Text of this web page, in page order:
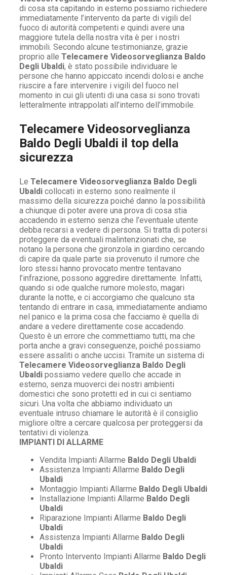
di cosa sta capitando in esterno possiamo richiedere
immediatamente l’intervento da parte di vigili del
fuoco di autorità competenti e quindi avere una
maggiore tutela della nostra vita è per i nostri
immobili. Secondo alcune testimonianze, grazie
proprio alle Telecamere Videosorveglianza Baldo
Degli Ubaldi, è stato possibile individuare le
persone che hanno appiccato incendi dolosi e anche
riuscire a fare intervenire i vigili del fuoco nel
momento in cui gli utenti di una casa si sono trovati
letteralmente intrappolati all’interno dell’immobile.
Telecamere Videosorveglianza
Baldo Degli Ubaldi il top della
sicurezza
Le Telecamere Videosorveglianza Baldo Degli
Ubaldi collocati in esterno sono realmente il
massimo della sicurezza poiché danno la possibilità
a chiunque di poter avere una prova di cosa stia
accadendo in esterno senza che l’eventuale utente
debba recarsi a vedere di persona. Si tratta di potersi
proteggere da eventuali malintenzionati che, se
notano la persona che gironzola in giardino cercando
di capire da quale parte sia provenuto il rumore che
loro stessi hanno provocato mentre tentavano
l’infrazione, possono aggredire direttamente. Infatti,
quando si ode qualche rumore molesto, magari
durante la notte, e ci accorgiamo che qualcuno sta
tentando di entrare in casa, immediatamente andiamo
nel panico e la prima cosa che facciamo è quella di
andare a vedere direttamente cose accadendo.
Questo è un errore che commettiamo tutti, ma che
porta anche a gravi conseguenze, poiché possiamo
essere assaliti o anche uccisi. Tramite un sistema di
Telecamere Videosorveglianza Baldo Degli
Ubaldi possiamo vedere quello che accade in
esterno, senza muoverci dei nostri ambienti
domestici che sono protetti ed in cui ci sentiamo
sicuri. Una volta che abbiamo individuato un
eventuale intruso chiamare le autorità è il consiglio
migliore oltre a cercare qualcosa per proteggersi da
tentativi di violenza.
IMPIANTI DI ALLARME
Vendita Impianti Allarme Baldo Degli Ubaldi
Assistenza Impianti Allarme Baldo Degli
Ubaldi
Montaggio Impianti Allarme Baldo Degli Ubaldi
Installazione Impianti Allarme Baldo Degli
Ubaldi
Riparazione Impianti Allarme Baldo Degli
Ubaldi
Assistenza Impianti Allarme Baldo Degli
Ubaldi
Pronto Intervento Impianti Allarme Baldo Degli
Ubaldi